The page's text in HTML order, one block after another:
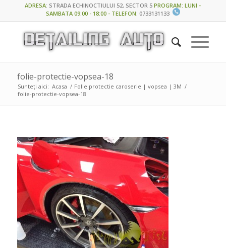
ADRESA:STRADA ECHINOCTIULUI 52, SECTOR 5 PROGRAM: LUNI -
SAMBATA 09:00 - 18:00 - TELEFON: 0733131133
folie-protectie-vopsea-18
Sunteți aici: Acasa / Folie protectie caroserie | vopsea | 3M /
folie-protectie-vopsea-18